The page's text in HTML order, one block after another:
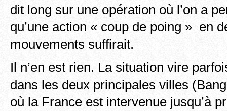
dit long sur une opération où l’on a
qu’une action « coup de poing » en
mouvements suffirait.
Il n’en est rien. La situation vire
dans les deux principales villes
où la France est intervenue jusqu’à